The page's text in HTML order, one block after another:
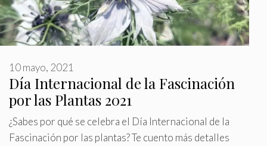
Día Internacional de la Fascinación
por las Plantas 2021
10 mayo, 2021
¿Sabes por qué se celebra el Día Internacional de la
Fascinación por las plantas? Te cuento más detalles